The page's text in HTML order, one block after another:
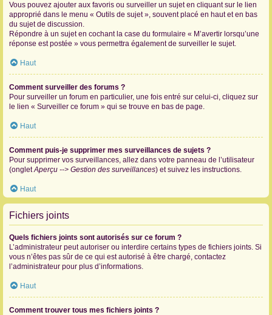
Vous pouvez ajouter aux favoris ou surveiller un sujet en cliquant sur le lien
approprié dans le menu « Outils de sujet », souvent placé en haut et en bas
du sujet de discussion.
Répondre à un sujet en cochant la case du formulaire « M’avertir lorsqu’une
réponse est postée » vous permettra également de surveiller le sujet.
Haut
Comment surveiller des forums ?
Pour surveiller un forum en particulier, une fois entré sur celui-ci, cliquez sur
le lien « Surveiller ce forum » qui se trouve en bas de page.
Haut
Comment puis-je supprimer mes surveillances de sujets ?
Pour supprimer vos surveillances, allez dans votre panneau de l’utilisateur
(ongletAperçu --> Gestion des surveillances) et suivez les instructions.
Haut
Fichiers joints
Quels fichiers joints sont autorisés sur ce forum ?
L’administrateur peut autoriser ou interdire certains types de fichiers joints. Si
vous n’êtes pas sûr de ce qui est autorisé à être chargé, contactez
l’administrateur pour plus d’informations.
Haut
Comment trouver tous mes fichiers joints ?